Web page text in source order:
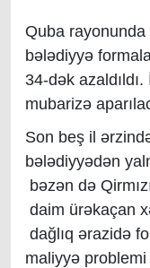
Quba rayonunda
bələdiyyə
34-dək
mubarizə
Son beş il
bələdiyyədən
bəzən də
daim ürəkaçan
dağlıq ərazidə
maliyyə